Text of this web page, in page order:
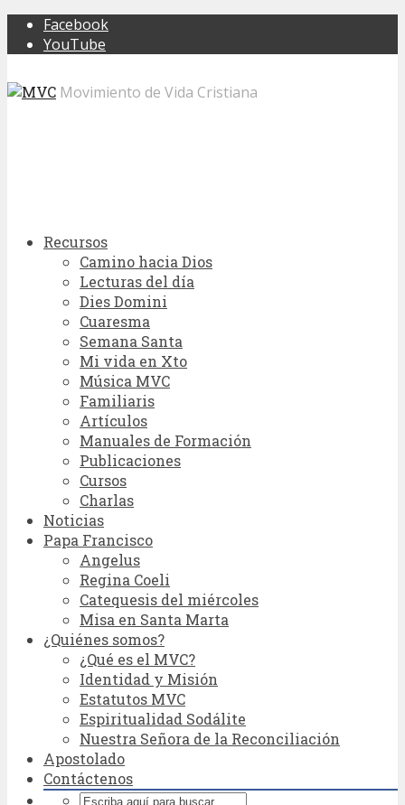
Facebook
YouTube
Movimiento de Vida Cristiana
Recursos
Camino hacia Dios
Lecturas del día
Dies Domini
Cuaresma
Semana Santa
Mi vida en Xto
Música MVC
Familiaris
Artículos
Manuales de Formación
Publicaciones
Cursos
Charlas
Noticias
Papa Francisco
Angelus
Regina Coeli
Catequesis del miércoles
Misa en Santa Marta
¿Quiénes somos?
¿Qué es el MVC?
Identidad y Misión
Estatutos MVC
Espiritualidad Sodálite
Nuestra Señora de la Reconciliación
Apostolado
Contáctenos